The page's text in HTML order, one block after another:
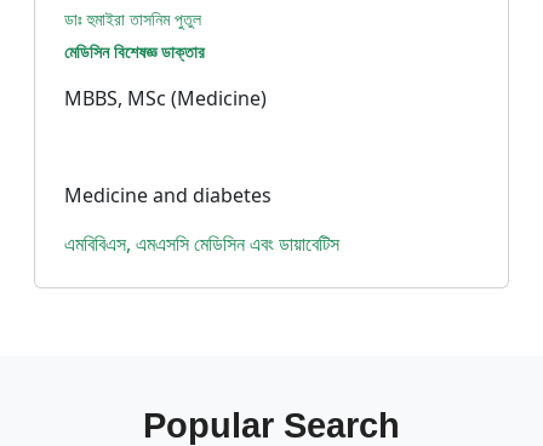
ডাঃ হুমাইরা তাসনিম পুতুল
মেডিসিন বিশেষজ্ঞ ডাক্তার
MBBS, MSc (Medicine)
Medicine and diabetes
এমবিবিএস, এমএসসি মেডিসিন এবং ডায়াবেটিস
Popular Search